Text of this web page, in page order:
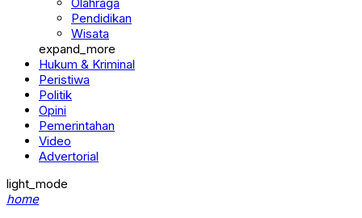
Pendidikan
Wisata
expand_more
Hukum & Kriminal
Peristiwa
Politik
Opini
Pemerintahan
Video
Advertorial
light_mode
home